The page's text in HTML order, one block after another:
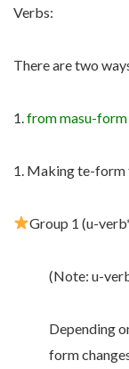
Verbs:
There are two
1. from masu-form
1. Making te-
Group 1 (u-
(Note: u-
Depending
form